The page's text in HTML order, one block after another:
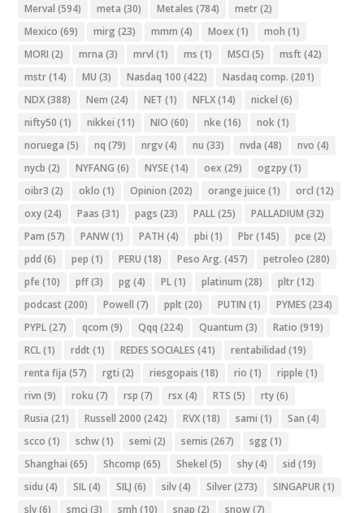
Merval (594) meta (30) Metales (784) metr(2)
Mexico (69) mirg (23) mmm (4) Moex (1) moh (1)
MORI (2) mrna (3) mrvl (1) ms (1) MSCI (5) msft (42)
mstr(14) MU (3) Nasdaq 100 (422) Nasdaq comp. (201)
NDX(388) Nem (24) NET (1) NFLX(14) nickel (6)
nifty50 (1) nikkei (11) NIO (60) nke (16) nok(1)
noruega (5) nq (79) nrgv(4) nu (33) nvda (48) nvo (4)
nycb (2) NYFANG (6) NYSE(14) oex (29) ogzpy(1)
oibr3 (2) oklo (1) Opinion (202) orange juice (1) orcl (12)
oxy(24) Paas (31) pags (23) PALL(25) PALLADIUM (32)
Pam (57) PANW(1) PATH (4) pbi (1) Pbr(145) pce (2)
pdd (6) pep (1) PERU (18) Peso Arg. (457) petroleo (280)
pfe (10) pff(3) pg (4) PL(1) platinum (28) pltr(12)
podcast (200) Powell (7) pplt (20) PUTIN (1) PYMES (234)
PYPL(27) qcom (9) Qqq (224) Quantum (3) Ratio (919)
RCL(1) rddt (1) REDES SOCIALES (41) rentabilidad (19)
renta fija (57) rgti (2) riesgopais (18) rio (1) ripple (1)
rivn (9) roku (7) rsp (7) rsx (4) RTS (5) rty(6)
Rusia (21) Russell 2000 (242) RVX(18) sami (1) San (4)
scco (1) schw(1) semi (2) semis (267) sgg (1)
Shanghai (65) Shcomp (65) Shekel (5) shy(4) sid (19)
sidu (4) SIL(4) SILJ (6) silv(4) Silver(273) SINGAPUR(1)
slv(6) smci (3) smh (10) snap (2) snow(7)